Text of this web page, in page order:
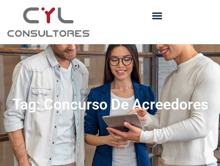
Tag: Concurso De Acreedores